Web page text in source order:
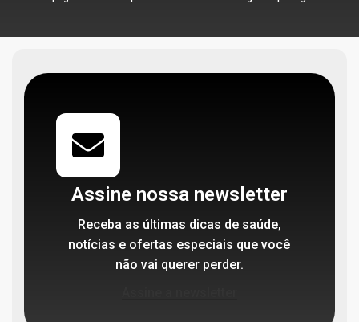
Assine nossa newsletter
Receba as últimas dicas de saúde,
notícias e ofertas especiais que você
não vai querer perder.